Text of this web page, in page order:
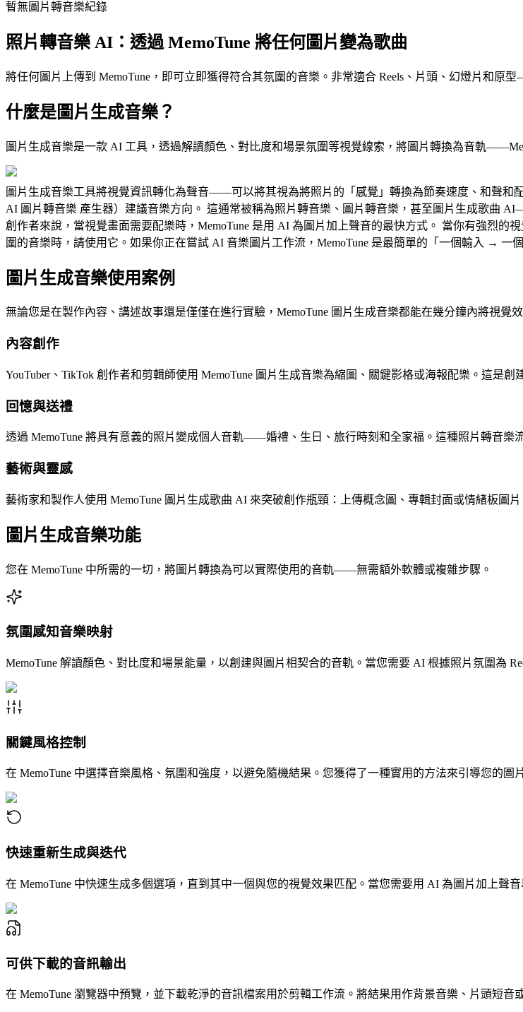
暫無圖片轉音樂紀錄
照片轉音樂 AI：透過 MemoTune 將任何圖片變為歌曲
將任何圖片上傳到 MemoTune，即可立即獲得符合其氛圍的音樂。非常適合 Reels、片頭、幻燈片和原
什麼是圖片生成音樂？
圖片生成音樂是一款 AI 工具，透過解讀顏色、對比度和場景氛圍等視覺線索，將圖片轉換為音軌
圖片生成音樂工具將視覺資訊轉化為聲音——可以將其視為將照片的「感覺」轉換為節奏速度、和聲和
AI 圖片轉音樂 產生器）建議音樂方向。 這通常被稱為照片轉音樂、圖片轉音樂，甚至圖片生成歌曲
創作者來說，當視覺畫面需要配樂時，MemoTune 是用 AI 為圖片加上聲音的最快方式。 當你有強烈
圍的音樂時，請使用它。如果你正在嘗試 AI 音樂圖片工作流，MemoTune 是最簡單的「一個輸入 → 一
圖片生成音樂使用案例
無論您是在製作內容、講述故事還是僅僅在進行實驗，MemoTune 圖片生成音樂都能在幾分鐘內將視覺
內容創作
YouTuber、TikTok 創作者和剪輯師使用 MemoTune 圖片生成音樂為縮圖、關鍵影格或海報配樂。這是
回憶與送禮
透過 MemoTune 將具有意義的照片變成個人音軌——婚禮、生日、旅行時刻和全家福。這種照片轉音樂
藝術與靈感
藝術家和製作人使用 MemoTune 圖片生成歌曲 AI 來突破創作瓶頸：上傳概念圖、專輯封面或情緒板圖
圖片生成音樂功能
您在 MemoTune 中所需的一切，將圖片轉換為可以實際使用的音軌——無需額外軟體或複雜步驟。
氛圍感知音樂映射
MemoTune 解讀顏色、對比度和場景能量，以創建與圖片相契合的音軌。當您需要 AI 根據照片氛圍為
關鍵風格控制
在 MemoTune 中選擇音樂風格、氛圍和強度，以避免隨機結果。您獲得了一種實用的方法來引導您的圖
快速重新生成與迭代
在 MemoTune 中快速生成多個選項，直到其中一個與您的視覺效果匹配。當您需要用 AI 為圖片加上聲
可供下載的音訊輸出
在 MemoTune 瀏覽器中預覽，並下載乾淨的音訊檔案用於剪輯工作流。將結果用作背景音樂、片頭短音